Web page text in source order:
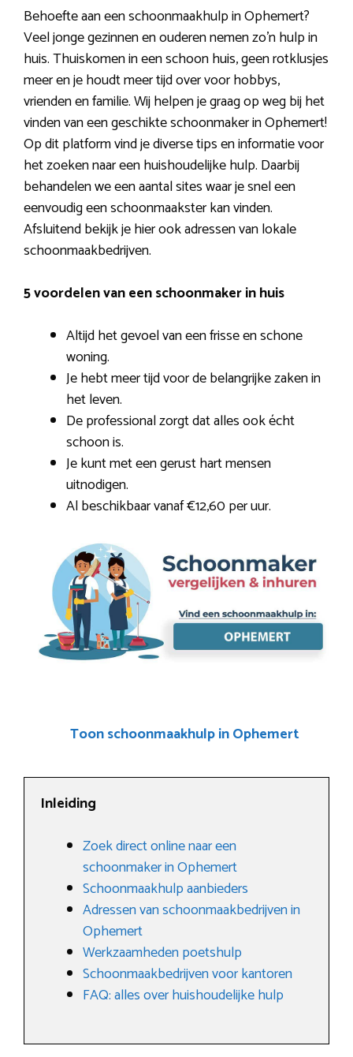
Behoefte aan een schoonmaakhulp in Ophemert?
Veel jonge gezinnen en ouderen nemen zo’n hulp in
huis. Thuiskomen in een schoon huis, geen rotklusjes
meer en je houdt meer tijd over voor hobbys,
vrienden en familie. Wij helpen je graag op weg bij het
vinden van een geschikte schoonmaker in Ophemert!
Op dit platform vind je diverse tips en informatie voor
het zoeken naar een huishoudelijke hulp. Daarbij
behandelen we een aantal sites waar je snel een
eenvoudig een schoonmaakster kan vinden.
Afsluitend bekijk je hier ook adressen van lokale
schoonmaakbedrijven.
5 voordelen van een schoonmaker in huis
Altijd het gevoel van een frisse en schone
woning.
Je hebt meer tijd voor de belangrijke zaken in
het leven.
De professional zorgt dat alles ook écht
schoon is.
Je kunt met een gerust hart mensen
uitnodigen.
Al beschikbaar vanaf €12,60 per uur.
Toon schoonmaakhulp in Ophemert
Inleiding
Zoek direct online naar een
schoonmaker in Ophemert
Schoonmaakhulp aanbieders
Adressen van schoonmaakbedrijven in
Ophemert
Werkzaamheden poetshulp
Schoonmaakbedrijven voor kantoren
FAQ: alles over huishoudelijke hulp